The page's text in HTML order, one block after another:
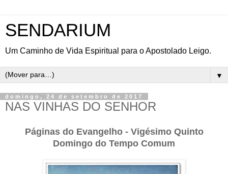
SENDARIUM
Um Caminho de Vida Espiritual para o Apostolado Leigo.
▼
domingo, 24 de setembro de 2017
NAS VINHAS DO SENHOR
Páginas do Evangelho - Vigésimo Quinto
Domingo do Tempo Comum